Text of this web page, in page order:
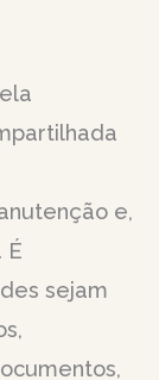
e,
É
sejam